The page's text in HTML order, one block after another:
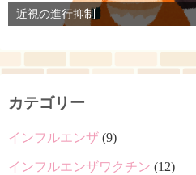
近視の進行抑制
カテゴリー
インフルエンザ (9)
インフルエンザワクチン (12)